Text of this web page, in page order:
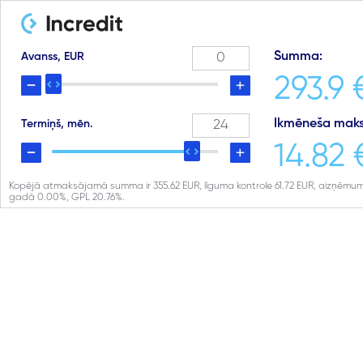
Avanss, EUR
Termiņš, mēn.
Summa:
293.9
Ikmēneša
14.82
Kopējā atmaksājamā summa ir 355.62 EUR, līguma kontrole 61.72 EUR,
gadā 0.00%, GPL 20.76%.